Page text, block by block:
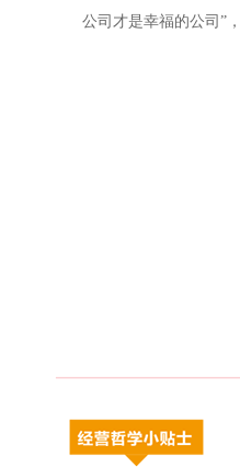
公司才是幸福的公司”